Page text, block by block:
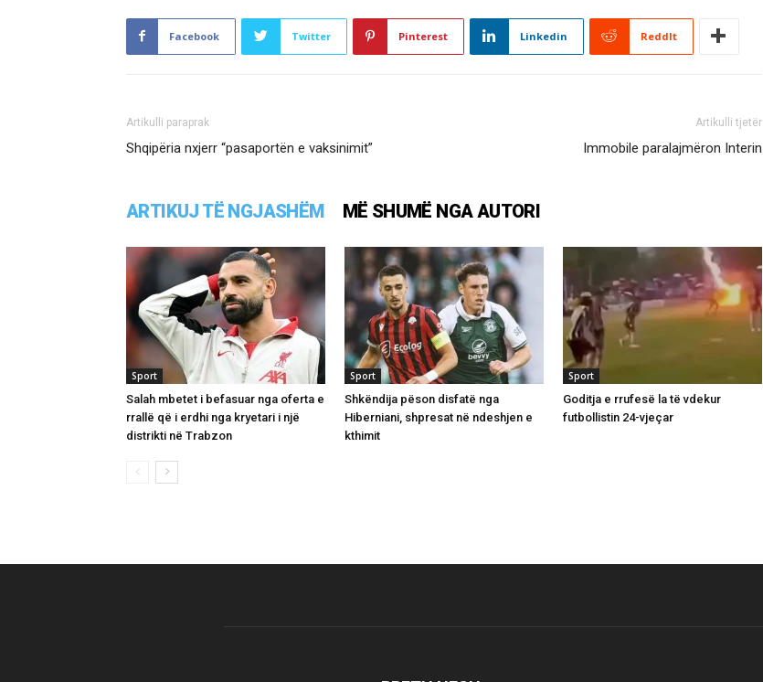
Facebook Twitter Pinterest Linkedin ReddIt
Artikulli paraprak
​Shqipëria nxjerr “pasaportën e vaksinimit”
Artikulli tjetër
Immobile paralajmëron Interin
ARTIKUJ TË NGJASHËM MË SHUMË NGA AUTORI
Sport
Salah mbetet i befasuar nga oferta e
rrallë që i erdhi nga kryetari i një
distrikti në Trabzon
Sport
Shkëndija pëson disfatë nga
Hiberniani, shpresat në ndeshjen e
kthimit
Sport
Goditja e rrufesë la të vdekur
futbollistin 24-vjeçar